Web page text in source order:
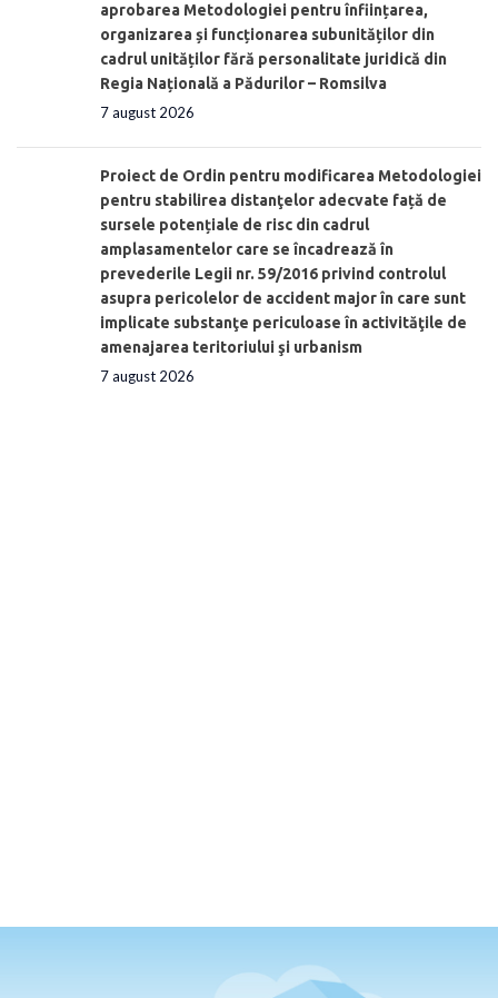
aprobarea Metodologiei pentru înființarea,
organizarea și funcționarea subunităților din
cadrul unităților fără personalitate juridică din
Regia Națională a Pădurilor – Romsilva
7 august 2026
Proiect de Ordin pentru modificarea Metodologiei
pentru stabilirea distanţelor adecvate față de
sursele potențiale de risc din cadrul
amplasamentelor care se încadrează în
prevederile Legii nr. 59/2016 privind controlul
asupra pericolelor de accident major în care sunt
implicate substanţe periculoase în activităţile de
amenajarea teritoriului şi urbanism
7 august 2026